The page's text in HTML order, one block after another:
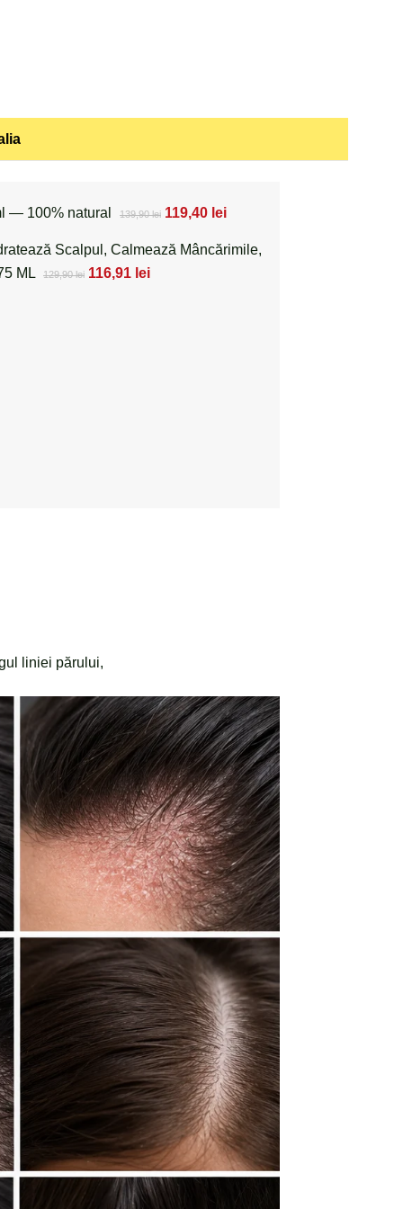
— 100% natural 139,90lei 119,40 lei
Scalpul, Calmează Mâncărimile,
ML
129,90lei 116,91 lei
liniei părului,